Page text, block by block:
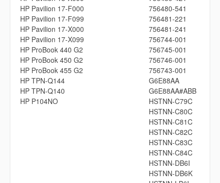
HP Pavilion 17-F000
HP Pavilion 17-F099
HP Pavilion 17-X000
HP Pavilion 17-X099
HP ProBook 440 G2
HP ProBook 450 G2
HP ProBook 455 G2
HP TPN-Q144
HP TPN-Q140
HP P104NO
756480-541
756481-221
756481-241
756744-001
756745-001
756746-001
756743-001
G6E88AA
G6E88AA#ABB
HSTNN-C79C
HSTNN-C80C
HSTNN-C81C
HSTNN-C82C
HSTNN-C83C
HSTNN-C84C
HSTNN-DB6I
HSTNN-DB6K